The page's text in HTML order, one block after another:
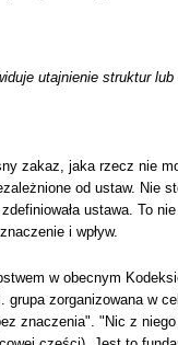
utajnienie struktur lub
zakaz, jaka rzecz nie
od ustaw. Nie
ustawa. To
i wpływ.
w obecnym
zorganizowana w
znaczenia". "Nic z